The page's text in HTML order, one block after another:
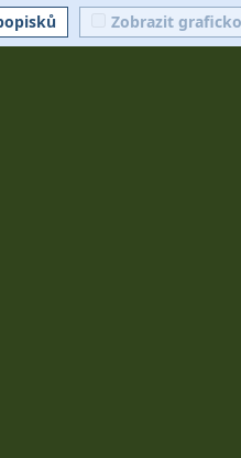
Zobrazit